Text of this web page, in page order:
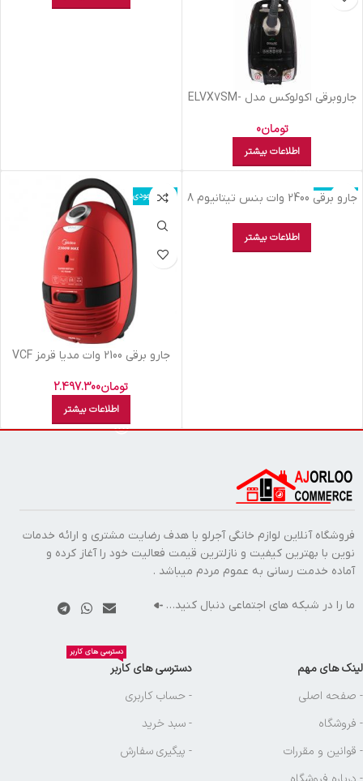
جاروبرقی اکولوکس مدل ELVX7SM-
تومان0
اطلاعات بیشتر
اتمام موجودی
جارو برقي 2400 وات بنس تيتانيوم 8
اطلاعات بیشتر
اتمام موجودی
جارو برقي 2100 وات مديا قرمز VCF
تومان2.497.300
اطلاعات بیشتر
فروشگاه آنلاین لوازم خانگی آجرلو با هدف رضایت مشتری و ارائه خدمات
نوین با بهترین کیفیت و نازلترین قیمت فعالیت خود را آغاز کرده و
آماده خدمت رسانی به عموم مردم میباشد .
ما را در شبکه های اجتماعی دنبال کنید…
لینک های مهم
- صفحه اصلی
- فروشگاه
- قوانین و مقررات
دسترسی های کاربر
دسترسی های کاربر
- حساب کاربری
- سبد خرید
- پیگیری سفارش